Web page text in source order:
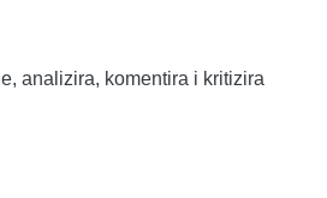
analizira, komentira i kritizira